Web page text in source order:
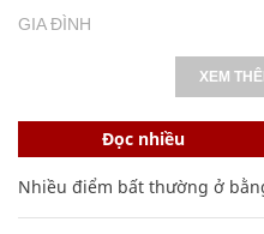
GIA ĐÌNH
XEM
Đọc nhiều
Nhiều điểm bất thường ở